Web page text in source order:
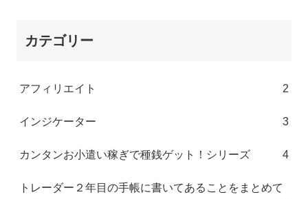
カテゴリー
アフィリエイト 2
インジケーター 3
カンタンお小遣い稼ぎで種銭ゲット！シリーズ 4
トレーダー２年目の手帳に書いてあることをまとめて